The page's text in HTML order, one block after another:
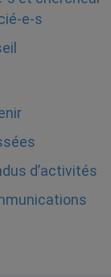
e-s
d’activités